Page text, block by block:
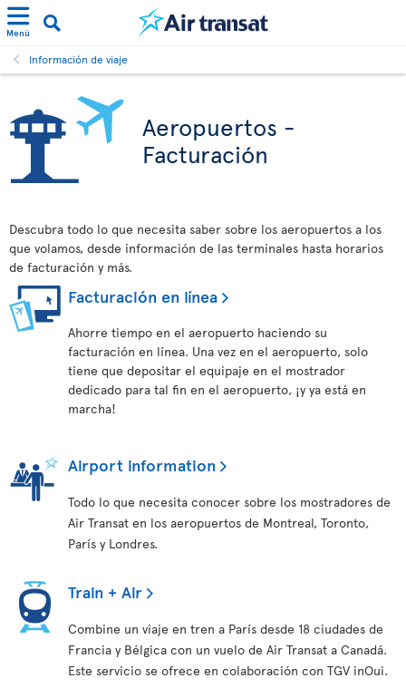
Menú
Información de viaje
Aeropuertos -
Facturación
Descubra todo lo que necesita saber sobre los aeropuertos a los
que volamos, desde información de las terminales hasta horarios
de facturación y más.
Facturación en línea
Ahorre tiempo en el aeropuerto haciendo su
facturación en línea. Una vez en el aeropuerto, solo
tiene que depositar el equipaje en el mostrador
dedicado para tal fin en el aeropuerto, ¡y ya está en
marcha!
Airport information
Todo lo que necesita conocer sobre los mostradores de
Air Transat en los aeropuertos de Montreal, Toronto,
París y Londres.
Train + Air
Combine un viaje en tren a París desde 18 ciudades de
Francia y Bélgica con un vuelo de Air Transat a Canadá.
Este servicio se ofrece en colaboración con TGV inOui.